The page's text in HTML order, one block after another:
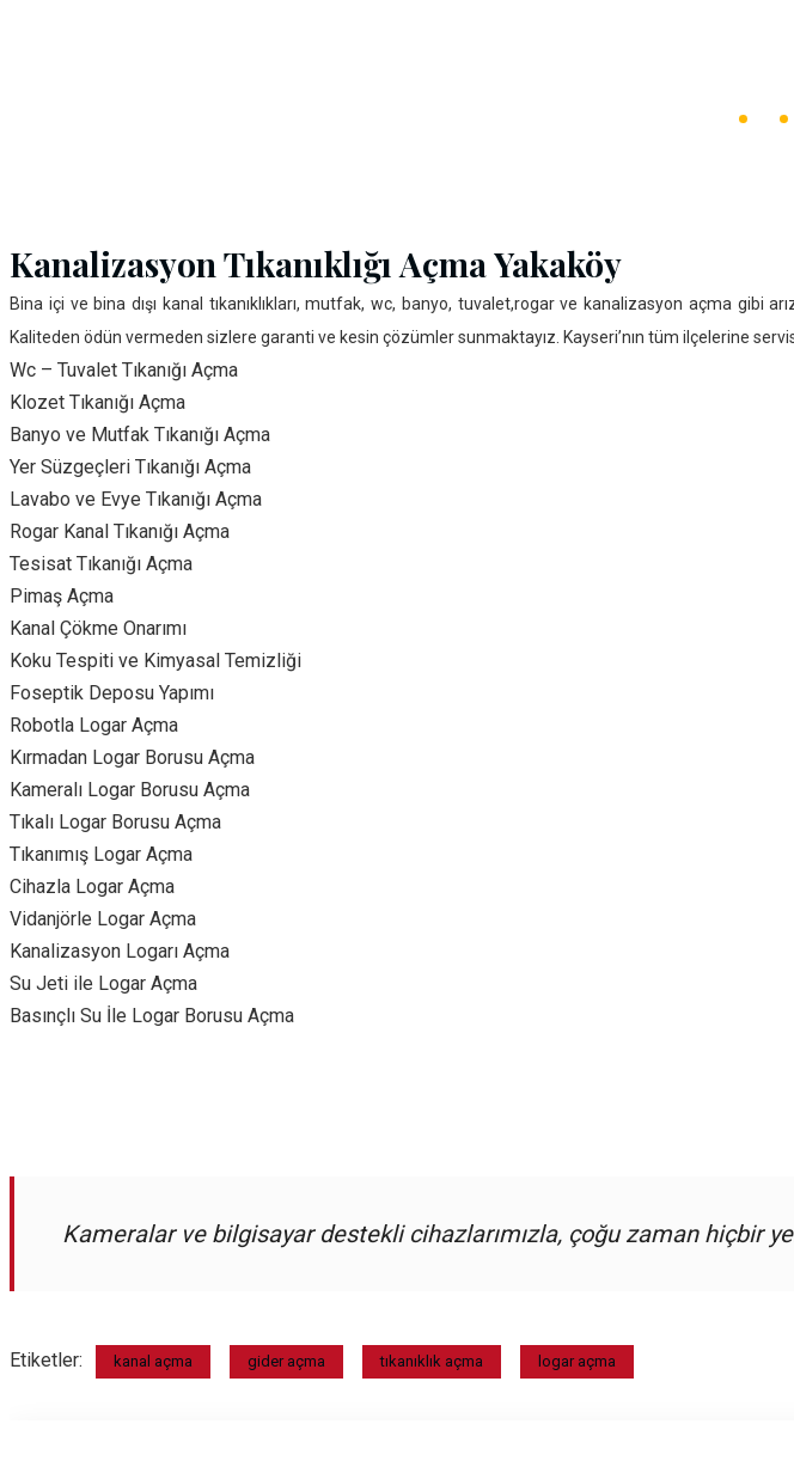
Kanalizasyon Tıkanıklığı Açma Yakaköy
Bina içi ve bina dışı kanal tıkanıklıkları, mutfak, wc, banyo, tuvalet,rogar ve kanalizasyon açma
Kaliteden ödün vermeden sizlere garanti ve kesin çözümler sunmaktayız. Kayseri’nın tüm ilçelerine
Wc – Tuvalet Tıkanığı Açma
Klozet Tıkanığı Açma
Banyo ve Mutfak Tıkanığı Açma
Yer Süzgeçleri Tıkanığı Açma
Lavabo ve Evye Tıkanığı Açma
Rogar Kanal Tıkanığı Açma
Tesisat Tıkanığı Açma
Pimaş Açma
Kanal Çökme Onarımı
Koku Tespiti ve Kimyasal Temizliği
Foseptik Deposu Yapımı
Robotla Logar Açma
Kırmadan Logar Borusu Açma
Kameralı Logar Borusu Açma
Tıkalı Logar Borusu Açma
Tıkanımış Logar Açma
Cihazla Logar Açma
Vidanjörle Logar Açma
Kanalizasyon Logarı Açma
Su Jeti ile Logar Açma
Basınçlı Su İle Logar Borusu Açma
Kameralar ve bilgisayar destekli cihazlarımızla, çoğu zaman hiçbir
Etiketler: kanal açma gider açma tıkanıklık açma logar açma